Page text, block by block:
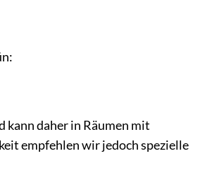
daher in Räumen mit
empfehlen wir jedoch spezielle